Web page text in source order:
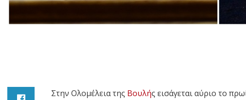
Στην Ολομέλεια της Βουλής εισάγεται αύριο το